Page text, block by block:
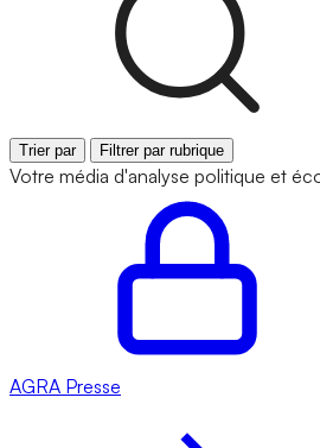
Trier par Filtrer par rubrique
Votre média d'analyse politique et
AGRA Presse